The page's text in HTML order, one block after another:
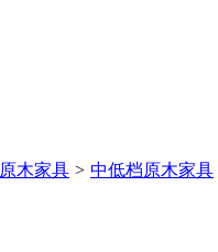
原木家具 > 中低档原木家具